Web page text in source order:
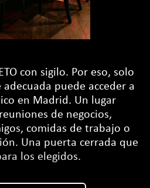
con sigilo. Por eso, solo
puede acceder a
en Madrid. Un lugar
de negocios,
comidas de trabajo o
Una puerta cerrada que
los elegidos.